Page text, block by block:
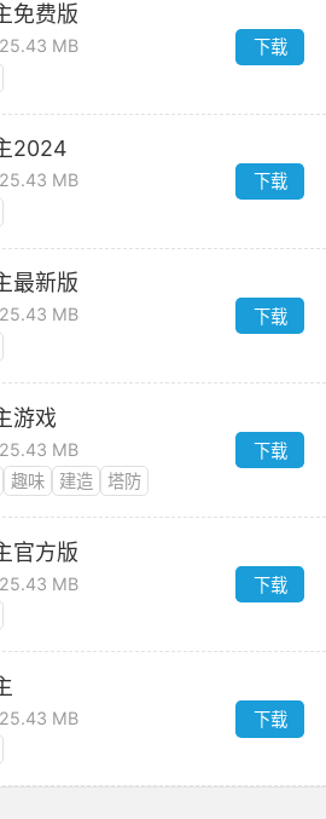
免费版
MB
下载
2024
MB
下载
最新版
MB
下载
游戏
MB
趣味 建造 塔防
下载
官方版
MB
下载
MB
下载